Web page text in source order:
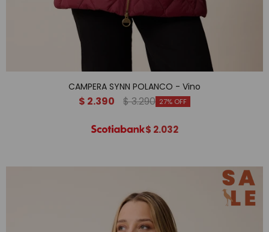
CAMPERA SYNN POLANCO - Vino
$ 2.390 $3.290 27
$ 2.032